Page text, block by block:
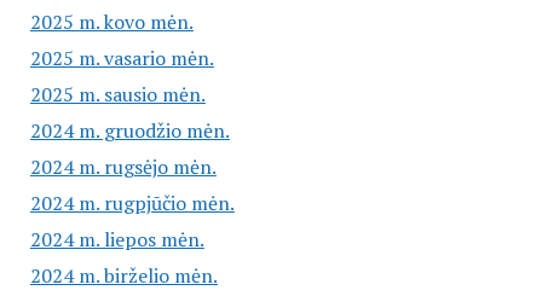
2025 m. kovo mėn.
2025 m. vasario mėn.
2025 m. sausio mėn.
2024 m. gruodžio mėn.
2024 m. rugsėjo mėn.
2024 m. rugpjūčio mėn.
2024 m. liepos mėn.
2024 m. birželio mėn.